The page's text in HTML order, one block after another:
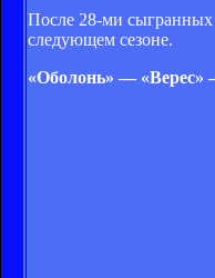
После 28-ми сыгранных
следующем сезоне.
«Оболонь» —